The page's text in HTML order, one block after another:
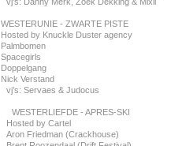
WESTERUNIE - ZWARTE PISTE
Hosted by Knuckle Duster agency
Palmbomen
Spacegirls
Doppelgang
Nick Verstand
vj’s: Servaes & Judocus
WESTERLIEFDE - APRES-SKI
Hosted by Cartel
Aron Friedman (Crackhouse)